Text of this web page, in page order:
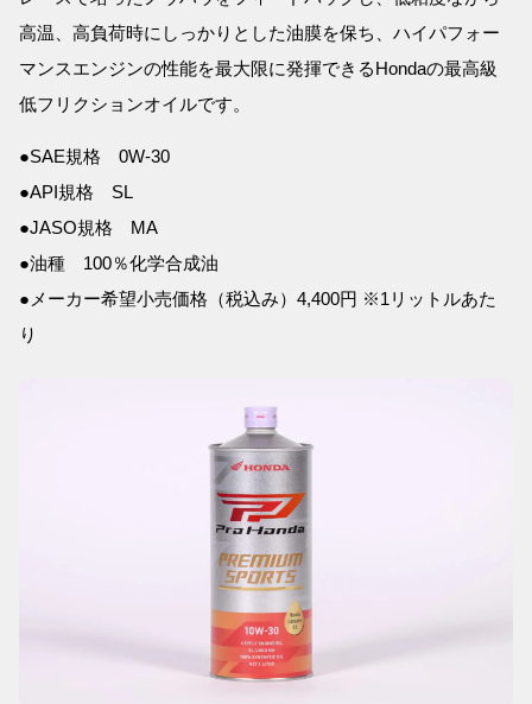
高温、高負荷時にしっかりとした油膜を保ち、ハイパフォー
マンスエンジンの性能を最大限に発揮できるHondaの最高級
低フリクションオイルです。
●SAE規格 0W-30
●API規格 SL
●JASO規格 MA
●油種 100％化学合成油
●メーカー希望小売価格（税込み）4,400円 ※1リットルあた
り